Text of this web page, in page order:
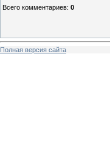
Всего комментариев: 0
Полная версия сайта